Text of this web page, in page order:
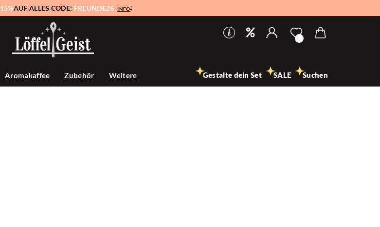
15%AUF ALLES CODE: FREUNDE26 INFO*
Gestalte dein Set SALE Suchen
Aromakaffee Zubehör Weitere